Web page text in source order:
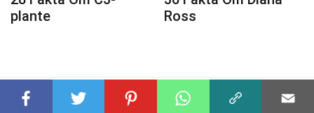
plante
Ross